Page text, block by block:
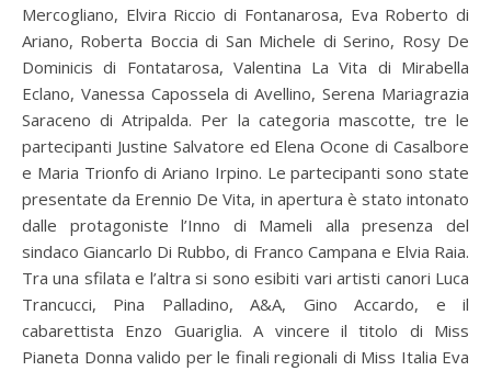
Mercogliano, Elvira Riccio di Fontanarosa, Eva Roberto di
Ariano, Roberta Boccia di San Michele di Serino, Rosy De
Dominicis di Fontatarosa, Valentina La Vita di Mirabella
Eclano, Vanessa Capossela di Avellino, Serena Mariagrazia
Saraceno di Atripalda. Per la categoria mascotte, tre le
partecipanti Justine Salvatore ed Elena Ocone di Casalbore
e Maria Trionfo di Ariano Irpino. Le partecipanti sono state
presentate da Erennio De Vita, in apertura è stato intonato
dalle protagoniste l’Inno di Mameli alla presenza del
sindaco Giancarlo Di Rubbo, di Franco Campana e Elvia Raia.
Tra una sfilata e l’altra si sono esibiti vari artisti canori Luca
Trancucci, Pina Palladino, A&A, Gino Accardo, e il
cabarettista Enzo Guariglia. A vincere il titolo di Miss
Pianeta Donna valido per le finali regionali di Miss Italia Eva